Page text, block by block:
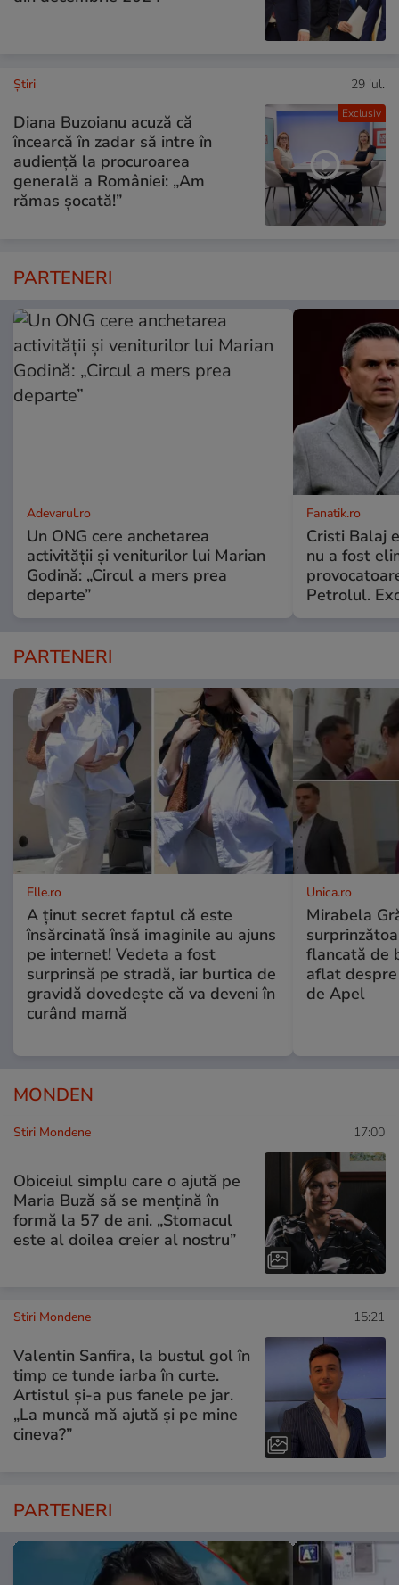
Exclusiv
Ştiri 29 iul.
Diana Buzoianu acuză că
încearcă în zadar să intre în
audiență la procuroarea
generală a României: „Am
rămas șocată!”
PARTENERI
Adevarul.ro
Un ONG cere anchetarea
activității și veniturilor lui Marian
Godină: „Circul a mers prea
departe”
Fanatik.ro
Cristi Balaj
nu a fost
Petrolul.
PARTENERI
Elle.ro
A ținut secret faptul că este
însărcinată însă imaginile au ajuns
pe internet! Vedeta a fost
surprinsă pe stradă, iar burtica de
gravidă dovedește că va deveni în
curând mamă
Unica.ro
Mirabela
flancată de
aflat
de Apel
MONDEN
Stiri Mondene 17:00
Obiceiul simplu care o ajută pe
Maria Buză să se mențină în
formă la 57 de ani. „Stomacul
este al doilea creier al nostru”
Stiri Mondene 15:21
Valentin Sanfira, la bustul gol în
timp ce tunde iarba în curte.
Artistul și-a pus fanele pe jar.
„La muncă mă ajută și pe mine
cineva?”
PARTENERI